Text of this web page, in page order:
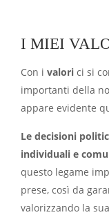
I MIEI
Con i valori ci si
importanti della
appare evidente
Le decisioni
individuali e
questo legame
prese, così da
valorizzando la